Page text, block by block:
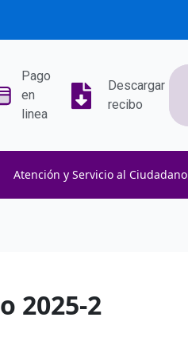
Pago
en
linea
Descargar
recibo
Atención y Servicio al Ciudadano
2025-2